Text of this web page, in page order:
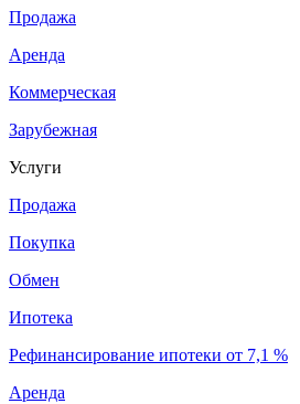
Продажа
Аренда
Коммерческая
Зарубежная
Услуги
Продажа
Покупка
Обмен
Ипотека
Рефинансирование ипотеки от 7,1 %
Аренда